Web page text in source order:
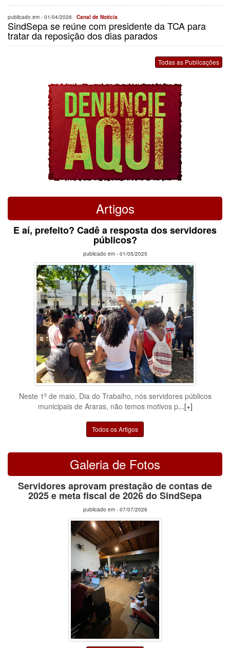
publicado em - 01/04/2026 Canal de Notícia
SindSepa se reúne com presidente da TCA para
tratar da reposição dos dias parados
Todas as Publicações
Artigos
E aí, prefeito? Cadê a resposta dos servidores
públicos?
publicado em - 01/05/2025
Neste 1º de maio, Dia do Trabalho, nós servidores públicos
municipais de Araras, não temos motivos p...[+]
Todos os Artigos
Galeria de Fotos
Servidores aprovam prestação de contas de
2025 e meta fiscal de 2026 do SindSepa
publicado em - 07/07/2026